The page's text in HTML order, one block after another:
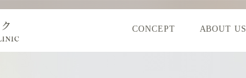
CONCEPT ABOUT US